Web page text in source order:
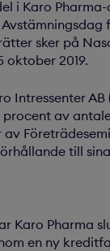
i Karo
sker på
oktober 2019.
Intressenter
procent av
till
Karo Pharma
en ny